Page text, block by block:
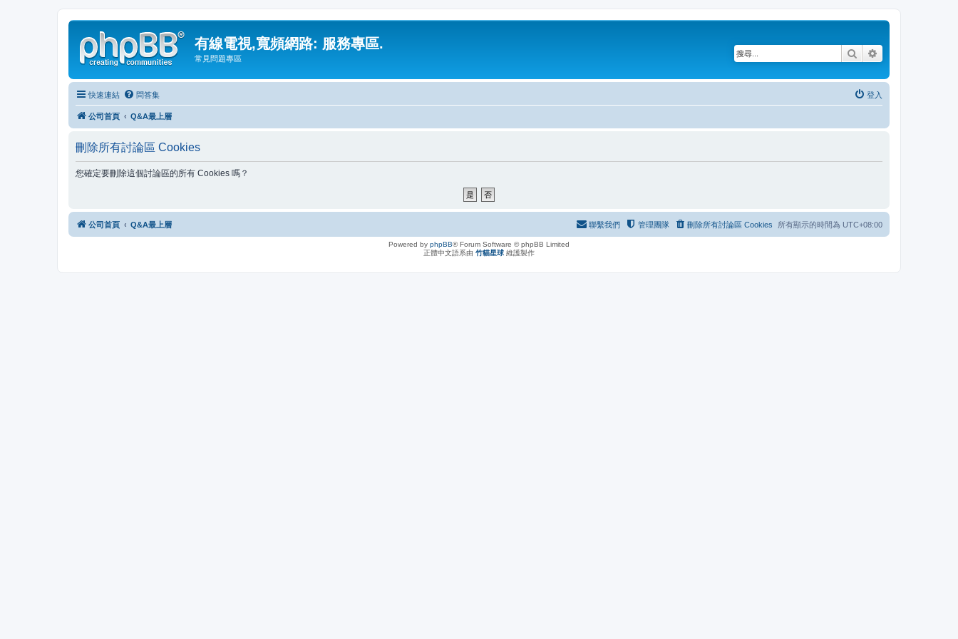
有線電視,寬頻網路: 服務專區.
常見問題專區 搜尋
快速連結 問答集 登入
公司首頁 Q&A最上層
刪除所有討論區 Cookies
您確定要刪除這個討論區的所有 Cookies 嗎？
公司首頁 Q&A最上層 所有顯示的時間為 UTC+08:00
刪除所有討論區 Cookies
管理團隊
聯繫我們
Powered by phpBB® Forum Software © phpBB Limited
正體中文語系由 竹貓星球 維護製作